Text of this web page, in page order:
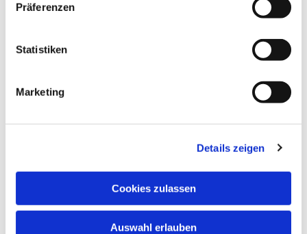
Präferenzen
Statistiken
Marketing
Details zeigen
Cookies zulassen
Auswahl erlauben
Dies könnte Sie auch